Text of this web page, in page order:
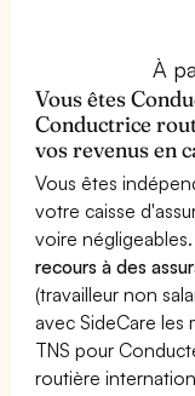
À
Vous êtes
Conductrice
vos revenus en
Vous êtes
votre caisse
voire
recours à des
(travailleur non
avec SideCare les
TNS pour
routière